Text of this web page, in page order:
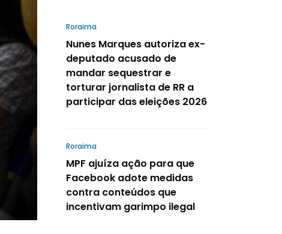
Roraima
Nunes Marques autoriza ex-
deputado acusado de
mandar sequestrar e
torturar jornalista de RR a
participar das eleições 2026
Roraima
MPF ajuíza ação para que
Facebook adote medidas
contra conteúdos que
incentivam garimpo ilegal